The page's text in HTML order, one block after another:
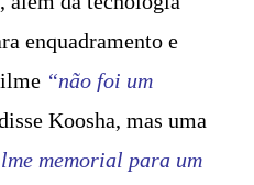
enquadramento e
“não foi um
Koosha, mas uma
memorial para um